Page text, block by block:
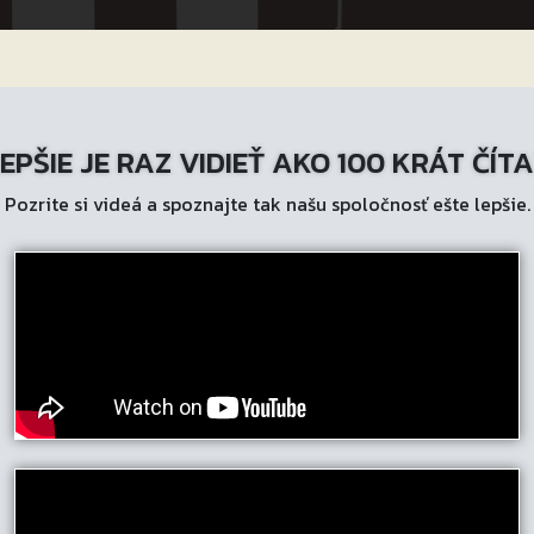
JE RAZ VIDIEŤ AKO 100 KRÁT
Pozrite si videá a spoznajte tak našu spoločnosť ešte lepšie.